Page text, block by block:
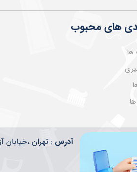
های محبوب
ها
​​آدرس : تهران ،خیابان